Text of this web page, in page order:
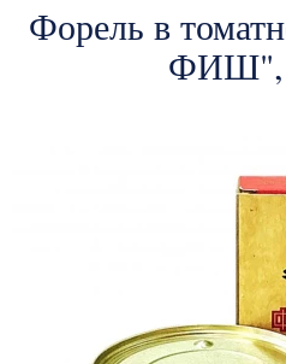
Форель в
ФИШ",